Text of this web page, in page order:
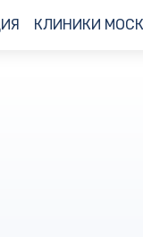
КЛИНИКИ